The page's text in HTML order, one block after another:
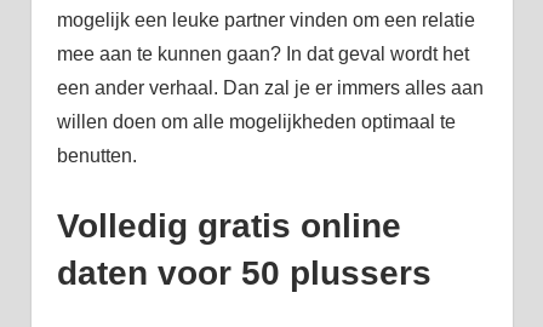
mogelijk een leuke partner vinden om een relatie
mee aan te kunnen gaan? In dat geval wordt het
een ander verhaal. Dan zal je er immers alles aan
willen doen om alle mogelijkheden optimaal te
benutten.
Volledig gratis online
daten voor 50 plussers